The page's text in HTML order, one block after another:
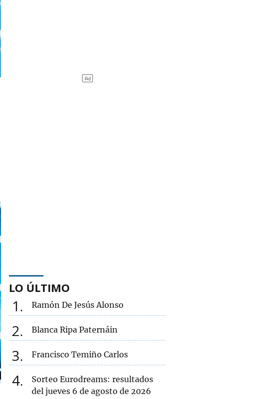
LO ÚLTIMO
1 Ramón De Jesús Alonso
2 Blanca Ripa Paternáin
3 Francisco Temiño Carlos
4
Sorteo Eurodreams: resultados
del jueves 6 de agosto de 2026